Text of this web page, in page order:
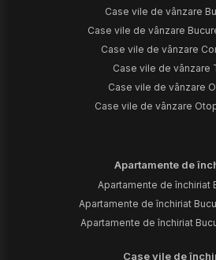
Case vile de vânzare
Case vile de vânzare
Case vile de vânzare
Case vile de vânzare
Case vile de vânzare
Case vile de vânzare
Apartamente de
Apartamente de închiriat
Apartamente de închiriat
Apartamente de închiriat
Case vile de